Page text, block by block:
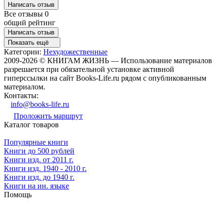
Написать отзыв
Все отзывы 0
общий рейтинг
Написать отзыв
Показать ещё
Категории: Нехудожественные
2009-2026 © КНИГАМ ЖИЗНЬ — Использование материалов
разрешается при обязательной установке активной
гиперссылки на сайт Books-Life.ru рядом с опубликованным
материалом.
Контакты:
info@books-life.ru
Проложить маршрут
Каталог товаров
Популярные книги
Книги до 500 рублей
Книги изд. от 2011 г.
Книги изд. 1940 - 2010 г.
Книги изд. до 1940 г.
Книги на ин. языке
Помощь